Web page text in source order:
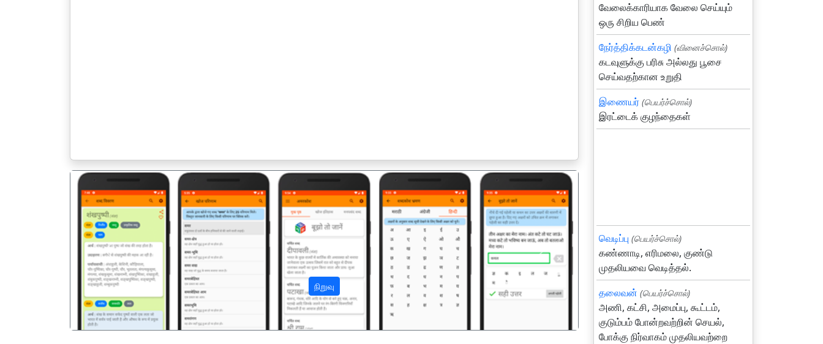
நிறுவு
पिछला अगला
வேலைக்காரியாக வேலை செய்யும்
ஒரு சிறிய பெண்
நேர்த்திக்கடன்கழி (வினைச்சொல்)
கடவுளுக்கு பரிசு அல்லது பூசை
செய்வதற்கான உறுதி
இணையர் (பெயர்ச்சொல்)
இரட்டைக் குழந்தைகள்
வெடிப்பு (பெயர்ச்சொல்)
கண்ணாடி, எரிமலை, குண்டு
முதலியவை வெடித்தல்.
தலைவன் (பெயர்ச்சொல்)
அணி, கட்சி, அமைப்பு, கூட்டம்,
குடும்பம் போன்றவற்றின் செயல்,
போக்கு நிர்வாகம் முதலியவற்றை